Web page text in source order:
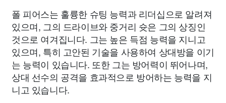
폴 피어스는 훌륭한 슈팅 능력과 리더십으로 알려져
있으며, 그의 드라이브와 중거리 슛은 그의 상징인
것으로 여겨집니다. 그는 높은 득점 능력을 지니고
있으며, 특히 고안된 기술을 사용하여 상대방을 이기
는 능력이 있습니다. 또한 그는 방어력이 뛰어나며,
상대 선수의 공격을 효과적으로 방어하는 능력을 지
니고 있습니다.